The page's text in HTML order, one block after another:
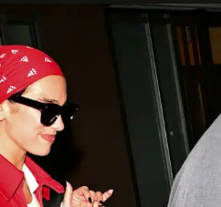
een analoge camera,
Die trend draait niet
iets maken, voelen en
digitaal, snel en
langzamere tempo voelt